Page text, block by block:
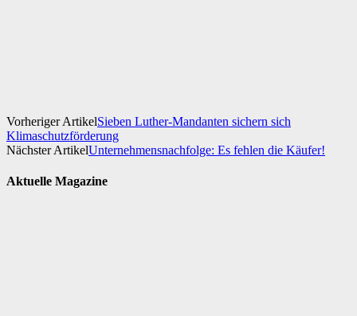
Vorheriger ArtikelSieben Luther-Mandanten sichern sich
Klimaschutzförderung
Nächster ArtikelUnternehmensnachfolge: Es fehlen die Käufer!
Aktuelle Magazine